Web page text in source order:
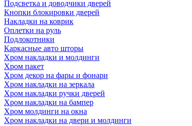
Подсветка и доводчики дверей
Кнопки блокировки дверей
Накладки на коврик
Оплетки на руль
Подлокотники
Каркасные авто шторы
Хром накладки и молдинги
Хром пакет
Хром декор на фары и фонари
Хром накладки на зеркала
Хром накладки ручки дверей
Хром накладки на бампер
Хром молдинги на окна
Хром накладки на двери и молдинги